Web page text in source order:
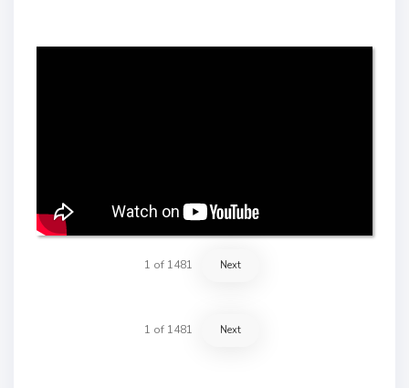
1 of 1481 Next
1 of 1481 Next